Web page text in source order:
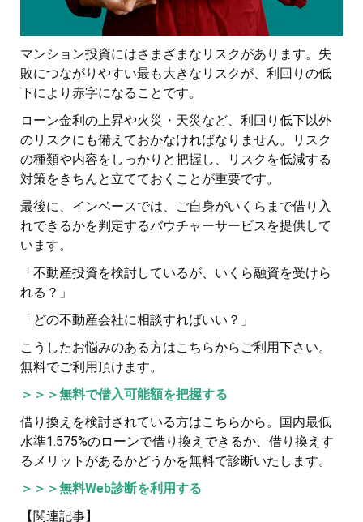
マンション投資にはさまざまなリスクがあります。失
敗につながりやすい最も大きなリスクが、利回りの低
下により赤字になることです。
ローン金利の上昇や火災・天災など、利回り低下以外
のリスクにも備えておかなければなりません。リスク
の種類や内容をしっかりと把握し、リスクを低減する
対策をきちんと立てておくことが重要です。
最後に、インベースでは、ご自身がいくらまで借り入
れできるかを判定するバウチャーサービスを提供して
います。
「不動産投資を検討しているが、いくら融資を受けら
れる？」
「どの不動産会社に相談すればいい？」
こうしたお悩みのある方はこちらからご利用下さい。
無料でご利用頂けます。
＞＞＞無料で借入可能額を把握する
借り換えを検討されている方はこちらから。国内最低
水準1.575%のローンで借り換えできるか、借り換えす
るメリットがあるかどうかを無料で診断いたします。
＞＞＞無料Web診断を利用する
【関連記事】